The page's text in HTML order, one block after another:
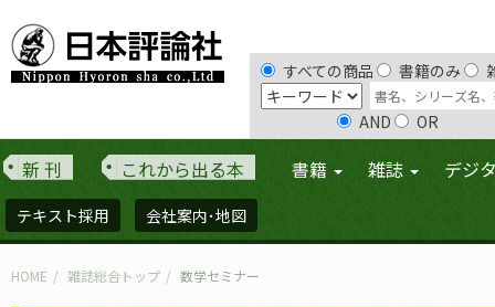
すべての商品 書籍のみ
AND OR
新 刊 これから出る本 書籍 雑誌 デジ
テキスト採用 会社案内･地図
HOME 雑誌総合トップ 数学セミナー